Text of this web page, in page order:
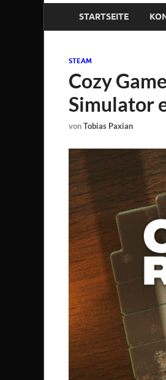
STARTSEITE
STEAM
Cozy
Simulator
vonTobias Paxian